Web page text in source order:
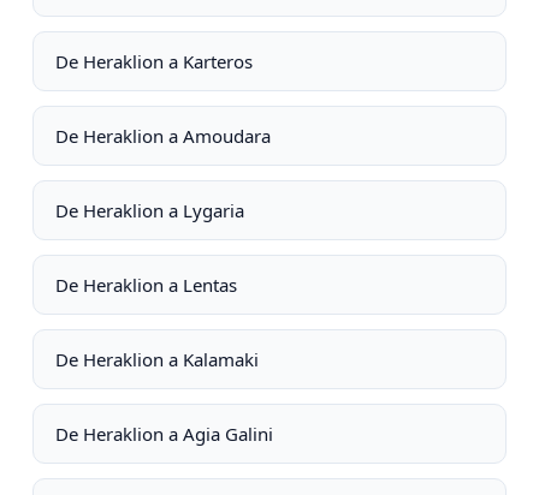
De Heraklion a Karteros
De Heraklion a Amoudara
De Heraklion a Lygaria
De Heraklion a Lentas
De Heraklion a Kalamaki
De Heraklion a Agia Galini